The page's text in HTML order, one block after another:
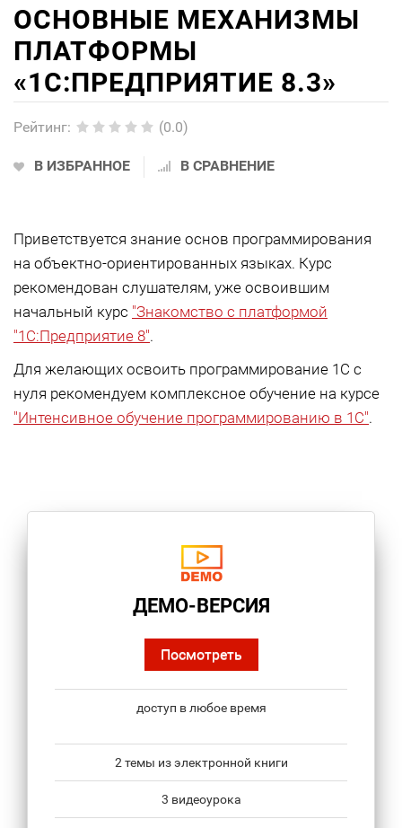
ОСНОВНЫЕ МЕХАНИЗМЫ
ПЛАТФОРМЫ
«1С:ПРЕДПРИЯТИЕ 8.3»
Рейтинг: (0.0)
В ИЗБРАННОЕ В СРАВНЕНИЕ
Приветствуется знание основ программирования
на объектно-ориентированных языках. Курс
рекомендован слушателям, уже освоившим
начальный курс "Знакомство с платформой
"1C:Предприятие 8".
Для желающих освоить программирование 1С с
нуля рекомендуем комплексное обучение на курсе
"Интенсивное обучение программированию в 1С".
ДЕМО-ВЕРСИЯ
Посмотреть
доступ в любое время
2 темы из электронной книги
3 видеоурока